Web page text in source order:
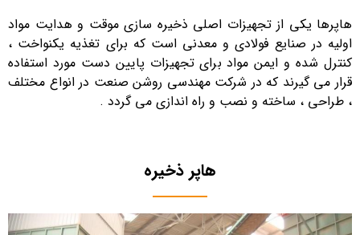
هاپرها یکی از تجهیزات اصلی ذخیره سازی موقت و هدایت مواد
اولیه در صنایع فولادی و معدنی است که برای تغذیه یکنواخت ،
کنترل شده و ایمن مواد برای تجهیزات پایین دست مورد استفاده
قرار می گیرند که در شرکت مهندسی روشن صنعت در انواع مختلف
، طراحی ، ساخته و نصب و راه اندازی می گردد .
هاپر ذخیره